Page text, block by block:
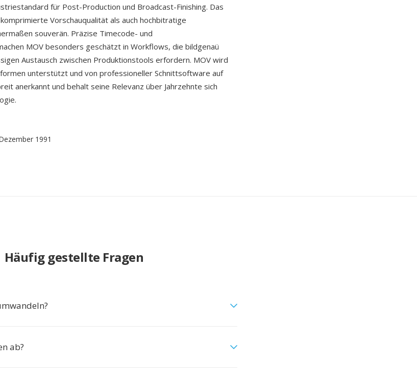
für Post-Production und Broadcast-Finishing. Das
Vorschauqualität als auch hochbitratige
souverän. Präzise Timecode- und
MOV besonders geschätzt in Workflows, die bildgenaü
Austausch zwischen Produktionstools erfordern. MOV wird
unterstützt und von professioneller Schnittsoftware auf
anerkannt und behalt seine Relevanz über Jahrzehnte sich
1991
Häufig gestellte Fragen
ab?